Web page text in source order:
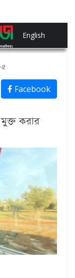
English
Facebook
করার